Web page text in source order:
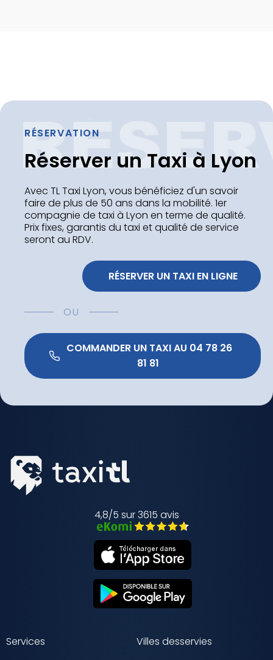
RÉSERVATION
Réserver un Taxi à Lyon
Avec TL Taxi Lyon, vous bénéficiez d'un savoir
faire de plus de 50 ans dans la mobilité. 1er
compagnie de taxi à Lyon en terme de qualité.
Prix fixes, garantis du taxi et qualité de service
seront au RDV.
RÉSERVER UN TAXI EN LIGNE
OU
COMMANDER UN TAXI AU 04 78 26
4,8/5 sur 3615 avis
Services
Villes desservies